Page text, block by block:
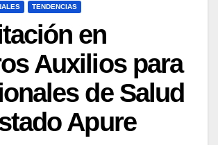
TENDENCIAS
en
Auxilios para
de Salud
Apure